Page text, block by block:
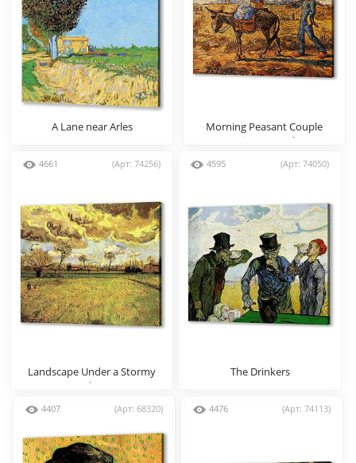
A Lane near Arles
Morning Peasant Couple
Going to Work
4661 (Арт: 74256)
Landscape Under a Stormy
Sky
4595 (Арт: 74050)
The Drinkers
4407 (Арт: 68320) 4476 (Арт: 74113)